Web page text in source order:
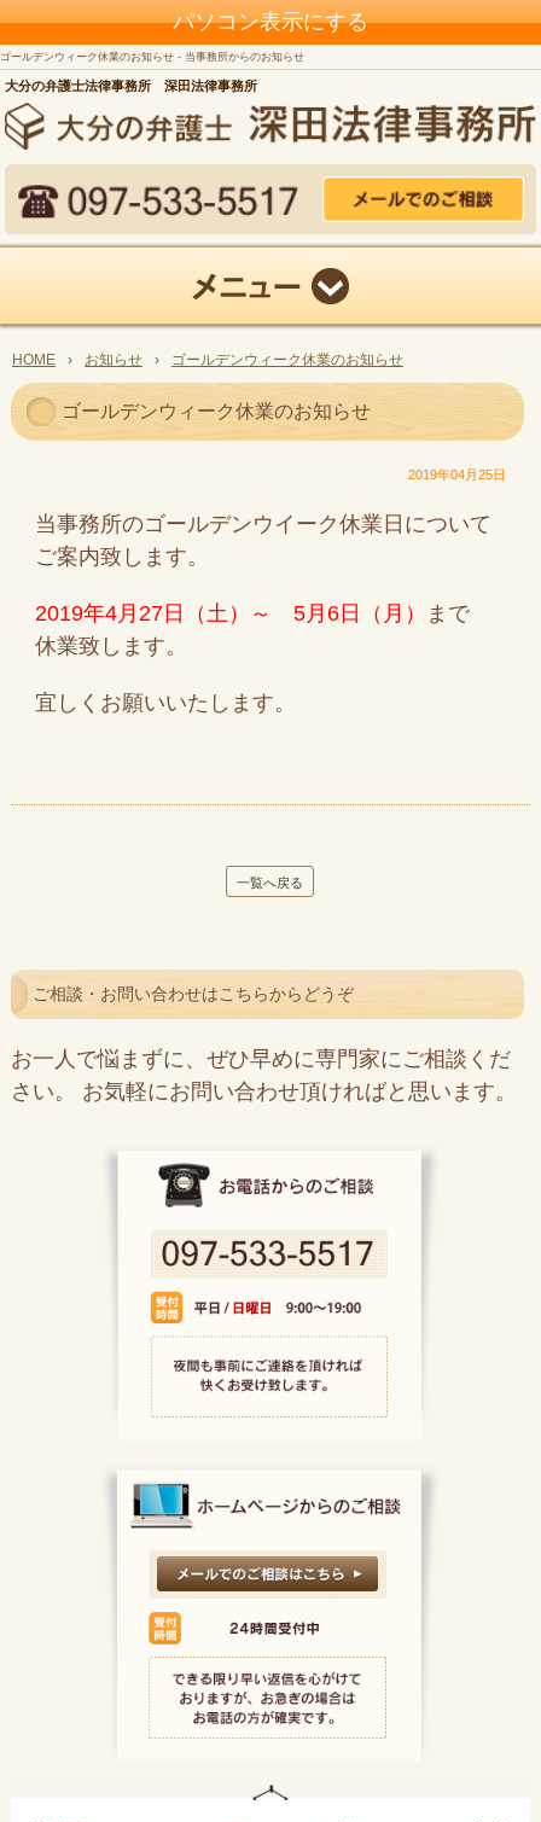
パソコン表示にする
ゴールデンウィーク休業のお知らせ - 当事務所からのお知らせ
大分の弁護士法律事務所 深田法律事務所
HOME › お知らせ › ゴールデンウィーク休業のお知らせ
ゴールデンウィーク休業のお知らせ
2019年04月25日
当事務所のゴールデンウイーク休業日について
ご案内致します。
2019年4月27日（土）～ 5月6日（月）
まで
休業致します。
宜しくお願いいたします。
一覧へ戻る
ご相談・お問い合わせはこちらからどうぞ
お一人で悩まずに、ぜひ早めに専門家にご相談くだ
さい。 お気軽にお問い合わせ頂ければと思います。